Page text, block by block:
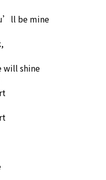
be mine
will shine